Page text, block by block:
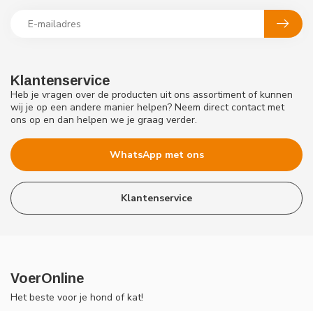
Klantenservice
Heb je vragen over de producten uit ons assortiment of kunnen
wij je op een andere manier helpen? Neem direct contact met
ons op en dan helpen we je graag verder.
WhatsApp met ons
Klantenservice
VoerOnline
Het beste voor je hond of kat!